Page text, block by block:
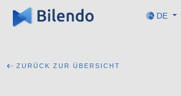
DE
ZURÜCK ZUR ÜBERSICHT